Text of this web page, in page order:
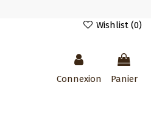
Wishlist (0)
Connexion Panier